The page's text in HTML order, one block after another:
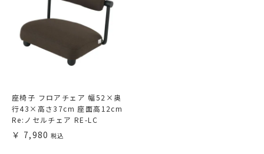
座椅子 フロアチェア 幅52×奥
行43×高さ37cm 座面高12cm
Re:ノセルチェア RE-LC
7,980